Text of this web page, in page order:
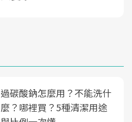
過碳酸鈉怎麼用？不能洗什
麼？哪裡買？5種清潔用途